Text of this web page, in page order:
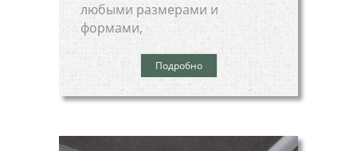
любыми размерами и
формами,
Подробно